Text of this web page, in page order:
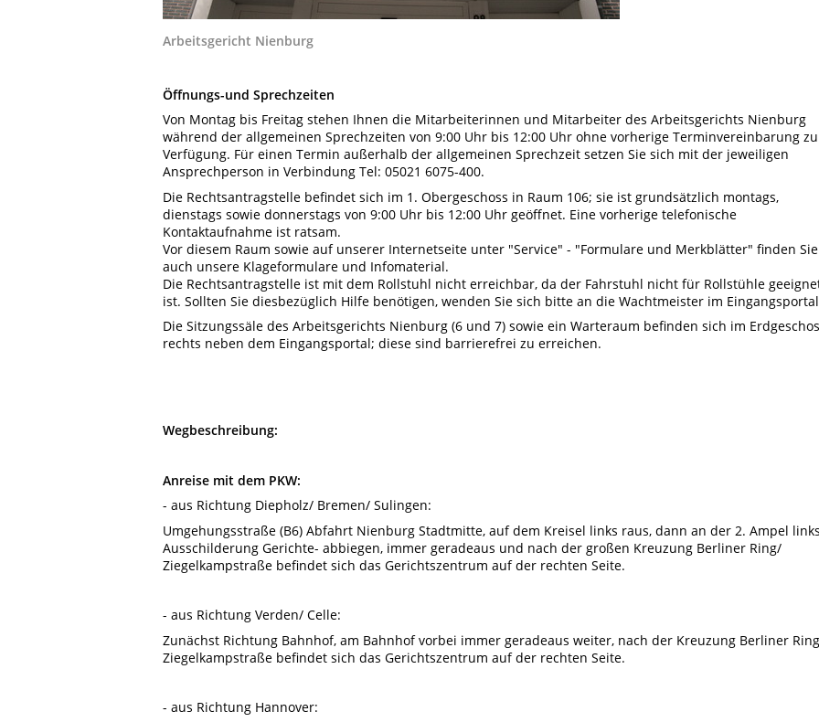
Arbeitsgericht Nienburg
Öffnungs-und Sprechzeiten
Von Montag bis Freitag stehen Ihnen die Mitarbeiterinnen und Mitarbeiter des Arbeitsgerichts Nienburg
während der allgemeinen Sprechzeiten von 9:00 Uhr bis 12:00 Uhr ohne vorherige Terminvereinbarung
Verfügung. Für einen Termin außerhalb der allgemeinen Sprechzeit setzen Sie sich mit der jeweiligen
Ansprechperson in Verbindung Tel: 05021 6075-400.
Die Rechtsantragstelle befindet sich im 1. Obergeschoss in Raum 106; sie ist grundsätzlich montags,
dienstags sowie donnerstags von 9:00 Uhr bis 12:00 Uhr geöffnet. Eine vorherige telefonische
Kontaktaufnahme ist ratsam.
Vor diesem Raum sowie auf unserer Internetseite unter "Service" - "Formulare und Merkblätter" finden Sie
auch unsere Klageformulare und Infomaterial.
Die Rechtsantragstelle ist mit dem Rollstuhl nicht erreichbar, da der Fahrstuhl nicht für Rollstühle
ist. Sollten Sie diesbezüglich Hilfe benötigen, wenden Sie sich bitte an die Wachtmeister im
Die Sitzungssäle des Arbeitsgerichts Nienburg (6 und 7) sowie ein Warteraum befinden sich im
rechts neben dem Eingangsportal; diese sind barrierefrei zu erreichen.
Wegbeschreibung:
Anreise mit dem PKW:
- aus Richtung Diepholz/ Bremen/ Sulingen:
Umgehungsstraße (B6) Abfahrt Nienburg Stadtmitte, auf dem Kreisel links raus, dann an der 2. Ampel
Ausschilderung Gerichte- abbiegen, immer geradeaus und nach der großen Kreuzung Berliner Ring/
Ziegelkampstraße befindet sich das Gerichtszentrum auf der rechten Seite.
- aus Richtung Verden/ Celle:
Zunächst Richtung Bahnhof, am Bahnhof vorbei immer geradeaus weiter, nach der Kreuzung Berliner
Ziegelkampstraße befindet sich das Gerichtszentrum auf der rechten Seite.
- aus Richtung Hannover: